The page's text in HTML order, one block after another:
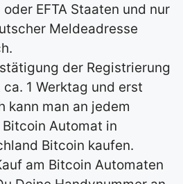
oder EFTA Staaten und nur
Meldeadresse
der Registrierung
1 Werktag und erst
kann man an jedem
Bitcoin Automat in
Bitcoin kaufen.
am Bitcoin Automaten